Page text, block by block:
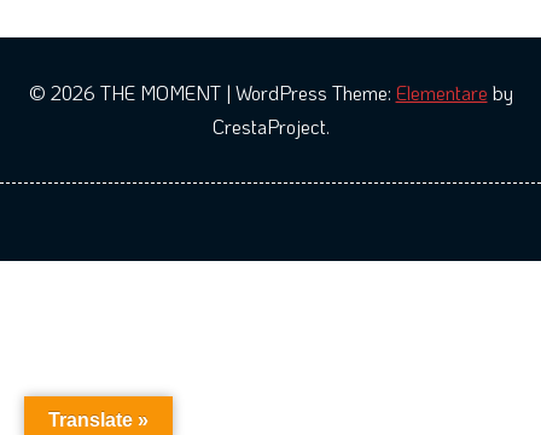
© 2026 THE MOMENT | WordPress Theme: Elementare by
CrestaProject.
Translate »